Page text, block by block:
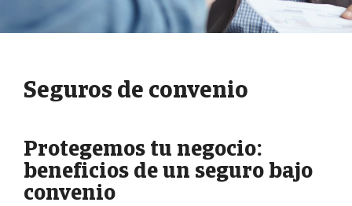
Seguros de convenio
Protegemos tu negocio:
beneficios de un seguro bajo
convenio